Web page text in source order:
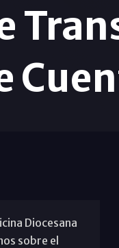
Diocesana
sobre el